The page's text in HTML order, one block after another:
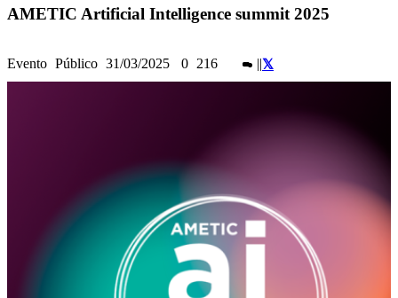
AMETIC Artificial Intelligence summit 2025
Evento Público 31/03/2025 0 216 ||